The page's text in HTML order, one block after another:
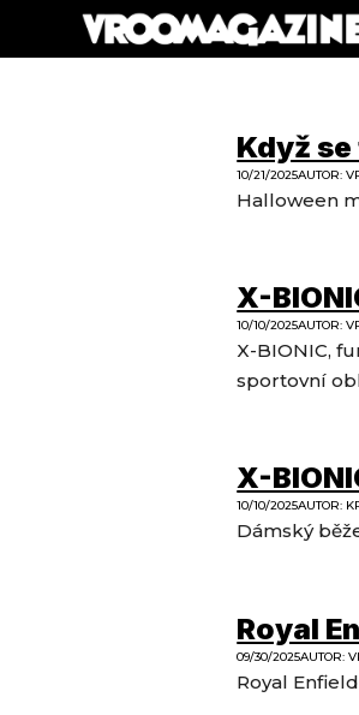
Když
10/21/2025AUTOR:
Halloween
X-
10/10/2025AUTOR:
X-BIONIC,
sportovní
X-
10/10/2025AUTOR:
Dámský
Royal
09/30/2025AUTOR:
Royal